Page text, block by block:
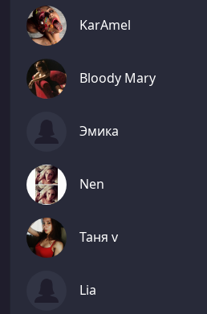
KarAmel
Bloody Mary
Эмика
Nen
Таня v
Lia